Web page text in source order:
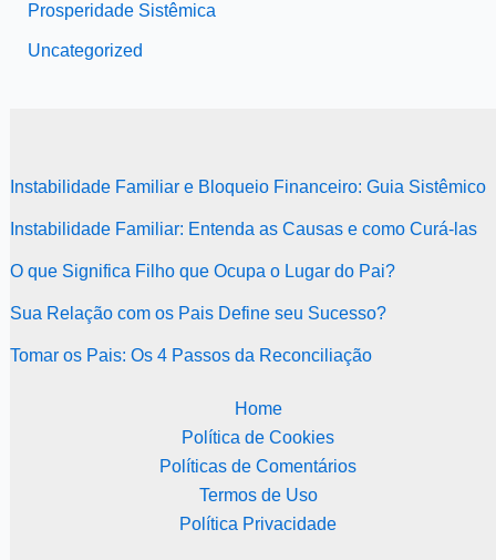
Prosperidade Sistêmica
Uncategorized
Instabilidade Familiar e Bloqueio Financeiro: Guia Sistêmico
Instabilidade Familiar: Entenda as Causas e como Curá-las
O que Significa Filho que Ocupa o Lugar do Pai?
Sua Relação com os Pais Define seu Sucesso?
Tomar os Pais: Os 4 Passos da Reconciliação
Home
Política de Cookies
Políticas de Comentários
Termos de Uso
Política Privacidade